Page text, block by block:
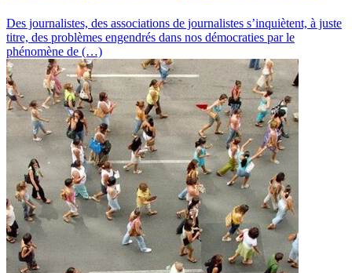
Des journalistes, des associations de journalistes s’inquiètent, à juste
titre, des problèmes engendrés dans nos démocraties par le
phénomène de (…)